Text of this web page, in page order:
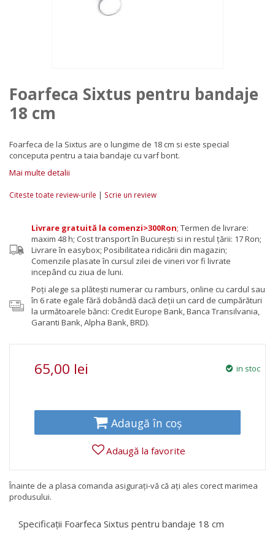
Foarfeca Sixtus pentru bandaje
18 cm
Foarfeca de la Sixtus are o lungime de 18 cm si este special
conceputa pentru a taia bandaje cu varf bont.
Mai multe detalii
Citeste toate review-urile | Scrie un review
Livrare gratuită la comenzi>300Ron; Termen de livrare:
maxim 48 h; Cost transport în București si in restul țării: 17 Ron;
Livrare în easybox; Posibilitatea ridicării din magazin;
Comenzile plasate în cursul zilei de vineri vor fi livrate
incepând cu ziua de luni.
Poţi alege sa plăteşti numerar cu ramburs, online cu cardul sau
în 6 rate egale fără dobândă dacă deții un card de cumpărături
la următoarele bănci: Credit Europe Bank, Banca Transilvania,
Garanti Bank, Alpha Bank, BRD).
65,00 lei in stoc
Adaugă în coș
Adaugă la favorite
Înainte de a plasa comanda asigurați-vă că ați ales corect marimea
produsului.
Specificații Foarfeca Sixtus pentru bandaje 18 cm